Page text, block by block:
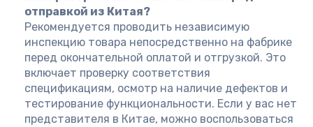
отправкой из Китая?
Рекомендуется проводить независимую
инспекцию товара непосредственно на фабрике
перед окончательной оплатой и отгрузкой. Это
включает проверку соответствия
спецификациям, осмотр на наличие дефектов и
тестирование функциональности. Если у вас нет
представителя в Китае, можно воспользоваться